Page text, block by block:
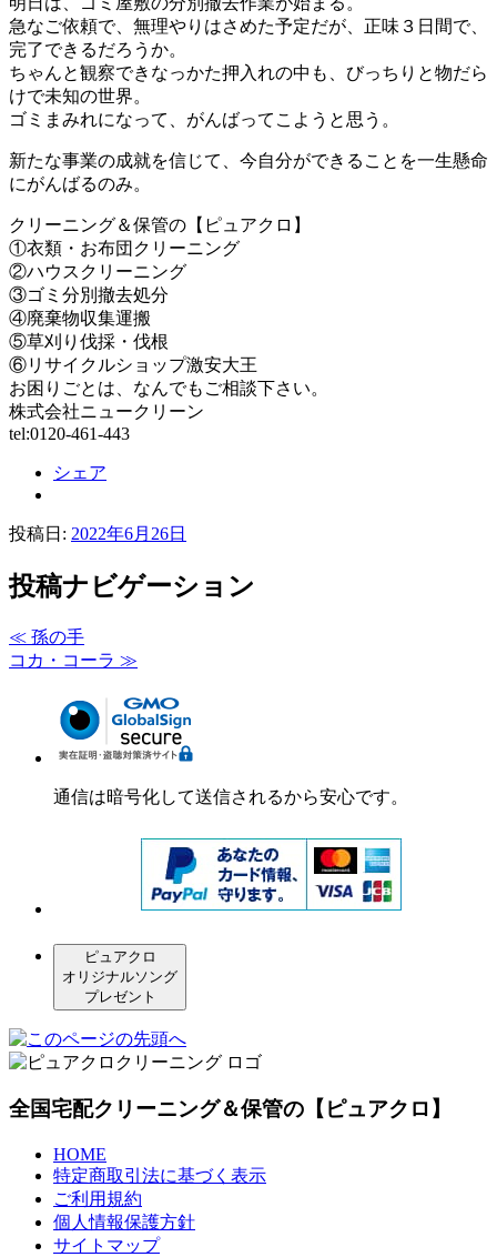
急なご依頼で、無理やりはさめた予定だが、正味３日間で、
完了できるだろうか。
ちゃんと観察できなっかた押入れの中も、びっちりと物だら
けで未知の世界。
ゴミまみれになって、がんばってこようと思う。
新たな事業の成就を信じて、今自分ができることを一生懸命
にがんばるのみ。
クリーニング＆保管の【ピュアクロ】
①衣類・お布団クリーニング
②ハウスクリーニング
③ゴミ分別撤去処分
④廃棄物収集運搬
⑤草刈り伐採・伐根
⑥リサイクルショップ激安大王
お困りごとは、なんでもご相談下さい。
株式会社ニュークリーン
tel:0120-461-443
シェア
投稿日: 2022年6月26日
投稿ナビゲーション
≪ 孫の手
コカ・コーラ ≫
通信は暗号化して送信されるから安心です。
ピュアクロ
オリジナルソング
プレゼント
全国宅配クリーニング＆保管の【ピュアクロ】
HOME
特定商取引法に基づく表示
ご利用規約
個人情報保護方針
サイトマップ